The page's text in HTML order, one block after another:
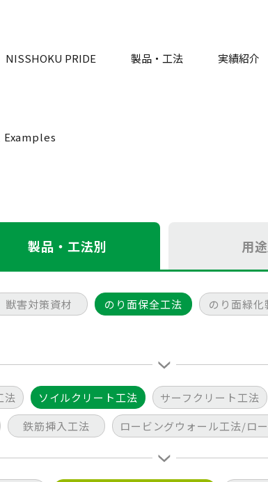
NISSHOKU PRIDE 製品・工法 実績紹介
製品・工法別 用
獣害対策資材 のり面保全工法 のり面緑化
法 ソイルクリート工法 サーフクリート工法
鉄筋挿入工法 ロービングウォール工法/ロ